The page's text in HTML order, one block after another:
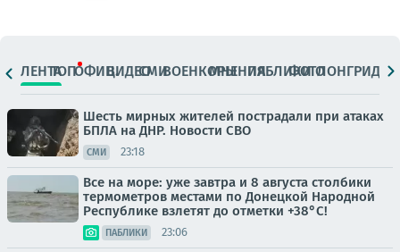
ЛЕНТАТОПОФИЦ.ВИДЕОСМИВОЕНКОРЫМНЕНИЯПАБЛИКИ
ФОТОЛОНГРИДЫ
Шесть мирных жителей пострадали при атаках
БПЛА на ДНР. Новости СВО
СМИ 23:18
Все на море: уже завтра и 8 августа столбики
термометров местами по Донецкой Народной
Республике взлетят до отметки +38°C!
ПАБЛИКИ 23:06